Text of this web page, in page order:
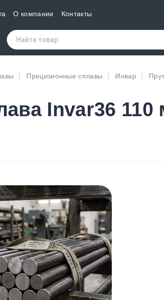
О компании Контакты
Прецизионные сплавы Инвар
Invar36